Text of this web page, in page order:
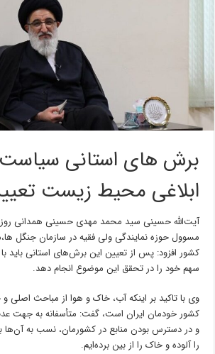
برش های استانی
ابلاغی محیط زیست
آیت‌الله حسینی سید محمد مهدی حسینی همدانی روز
مسوول حوزه نمایندگی ولی فقیه در سازمان جنگل
کشور افزود: پس از تعیین این برش‌های استانی باید با
سهم خود را در تحقق این موضوع انجام دهد.
وی با تاکید بر اینکه آب، خاک و هوا از مباحث اصلی
کشور خودمان ایران است، گفت: متأسفانه به جهت
و در دسترس بودن منابع در کشورمان، نسب به آن‌ها
را آلوده و خاک را از بین برده‌ایم.